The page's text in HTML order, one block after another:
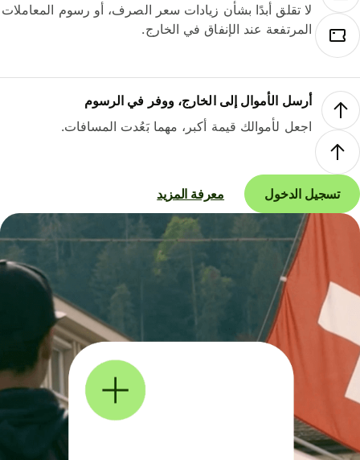
لا تقلق أبدًا بشأن زيادات سعر الصرف، أو رسوم المعاملات
المرتفعة عند الإنفاق في الخارج.
أرسل الأموال إلى الخارج، ووفر في الرسوم
اجعل لأموالك قيمة أكبر، مهما بَعُدت المسافات.
تسجيل الدخول معرفة المزيد